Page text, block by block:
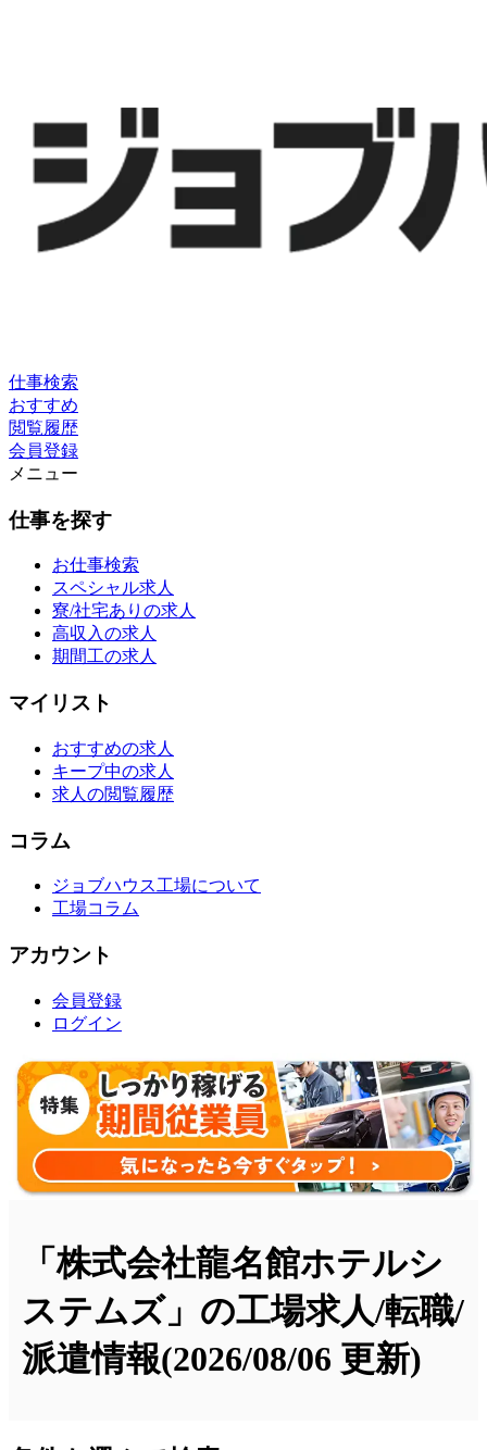
仕事検索
おすすめ
閲覧履歴
会員登録
メニュー
仕事を探す
お仕事検索
スペシャル求人
寮/社宅ありの求人
高収入の求人
期間工の求人
マイリスト
おすすめの求人
キープ中の求人
求人の閲覧履歴
コラム
ジョブハウス工場について
工場コラム
アカウント
会員登録
ログイン
「株式会社龍名館ホテルシ
ステムズ」の工場求人/転職/
派遣情報(2026/08/06 更新)